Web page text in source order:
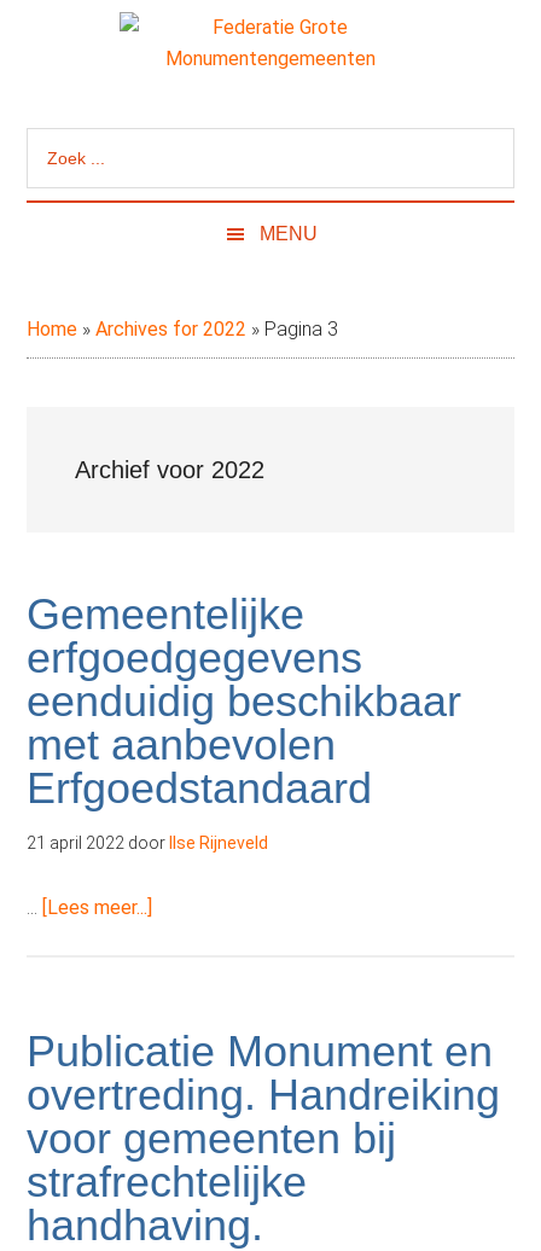
Grote
de
Federatie
Monumentengemeenten
MENU
Home »Archives for 2022 » Pagina 3
Archief voor 2022
Gemeentelijke
erfgoedgegevens
eenduidig beschikbaar
met aanbevolen
Erfgoedstandaard
21 april 2022 door Ilse Rijneveld
… [Lees meer...]
met
aanbevolen
Erfgoedstandaard
Publicatie Monument en
overtreding. Handreiking
voor gemeenten bij
strafrechtelijke
handhaving.